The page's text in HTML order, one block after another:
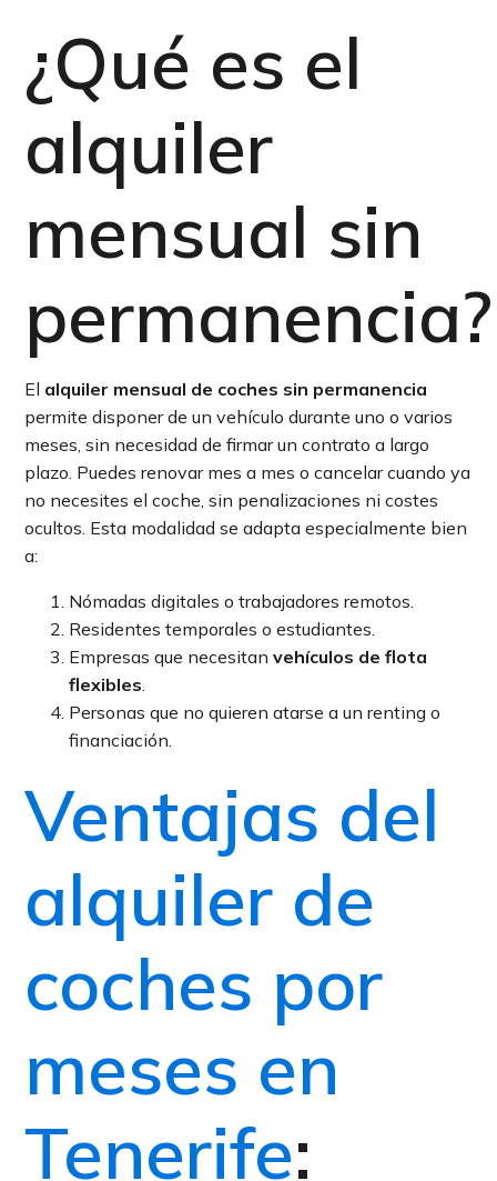
¿Qué es el
alquiler
mensual sin
permanencia?
El alquiler mensual de coches sin permanencia
permite disponer de un vehículo durante uno o varios
meses, sin necesidad de firmar un contrato a largo
plazo. Puedes renovar mes a mes o cancelar cuando ya
no necesites el coche, sin penalizaciones ni costes
ocultos. Esta modalidad se adapta especialmente bien
a:
Nómadas digitales o trabajadores remotos.
Residentes temporales o estudiantes.
Empresas que necesitanvehículos de flota
flexibles.
Personas que no quieren atarse a un renting o
financiación.
Ventajas del
alquiler de
coches por
meses en
Tenerife: